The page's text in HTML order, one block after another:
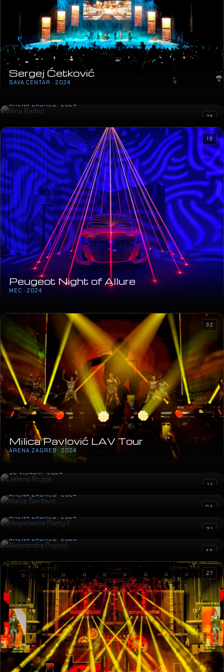
Sergej Ćetković
SAVA CENTAR · 2024
ARENA ZAGREB · 2024
25
Peugeot Night of Allure
MEC · 2024
13
Milica Pavlović LAV Tour
ARENA ZAGREB · 2024
32
Jelena Rozga
ŠC VIŠNJIK · 2024
14
Marija Šerifović
ARENA ZAGREB · 2024
04
Megadance Party 1
ARENA ZAGREB · 2024
31
Aleksandra Prijović
ARENA ZAGREB · 2023
43
27